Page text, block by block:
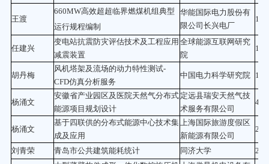
王渡
660MW高效超超临界燃煤机组典型
运行规程编制
华能国际电力股份有
限公司长兴电厂
17
任建兴
变电站抗震防灾评估技术及工程应用
减震装置
全球能源互联网研究
院
胡丹梅
风机塔架及流场的动力特性测试-
CFD仿真分析服务
中国电力科学研究院 15.5
杨涌文
安徽省产业园区及医院天然气分布式
能源项目规划设计
定远县瑞安天然气技
术服务有限公司
40
杨涌文
基于四联供的分布式能源中心技术集
成及应用
上海国际旅游度假区
新能源有限公司
20
刘青荣 青岛市公共建筑能耗统计 同济大学 20